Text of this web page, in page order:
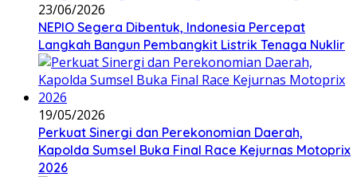
23/06/2026
NEPIO Segera Dibentuk, Indonesia Percepat
Langkah Bangun Pembangkit Listrik Tenaga Nuklir
19/05/2026
Perkuat Sinergi dan Perekonomian Daerah,
Kapolda Sumsel Buka Final Race Kejurnas Motoprix
2026